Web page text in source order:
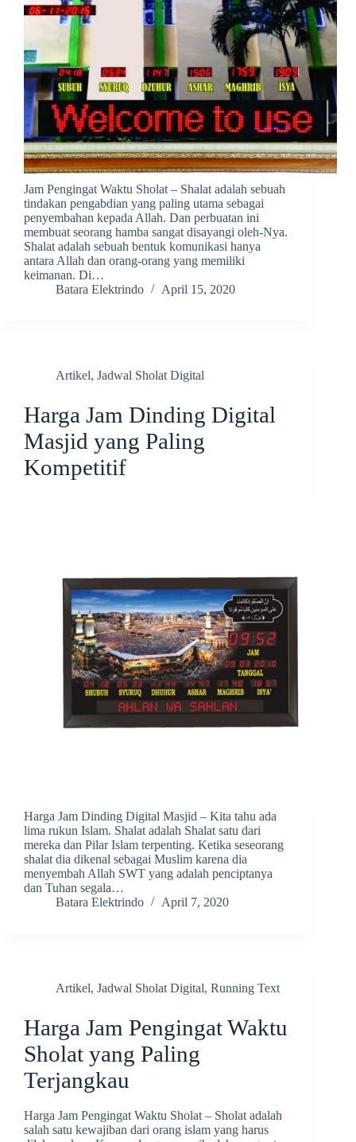
Jam Pengingat Waktu Sholat – Shalat adalah sebuah
tindakan pengabdian yang paling utama sebagai
penyembahan kepada Allah. Dan perbuatan ini
membuat seorang hamba sangat disayangi oleh-Nya.
Shalat adalah sebuah bentuk komunikasi hanya
antara Allah dan orang-orang yang memiliki
keimanan. Di…
Batara Elektrindo
April 15, 2020
Artikel, Jadwal Sholat Digital
Harga Jam Dinding Digital
Masjid yang Paling
Kompetitif
Harga Jam Dinding Digital Masjid – Kita tahu ada
lima rukun Islam. Shalat adalah Shalat satu dari
mereka dan Pilar Islam terpenting. Ketika seseorang
shalat dia dikenal sebagai Muslim karena dia
menyembah Allah SWT yang adalah penciptanya
dan Tuhan segala…
Batara Elektrindo
April 7, 2020
Artikel, Jadwal Sholat Digital, Running Text
Harga Jam Pengingat Waktu
Sholat yang Paling
Terjangkau
Harga Jam Pengingat Waktu Sholat – Sholat adalah
salah satu kewajiban dari orang islam yang harus